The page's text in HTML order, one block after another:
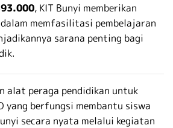
, KIT Bunyi memberikan
memfasilitasi pembelajaran
sarana penting bagi
alat peraga pendidikan untuk
yang berfungsi membantu siswa
secara nyata melalui kegiatan